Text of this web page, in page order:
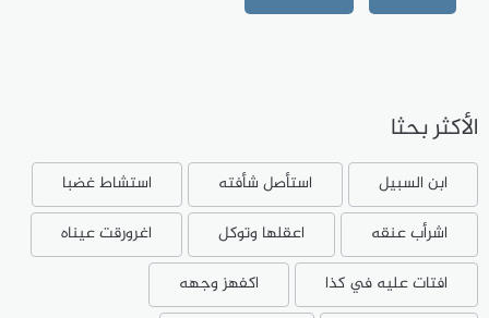
الأكثر بحثا
ابن السبيل استأصل شأفته
استشاط غضبا
اشرأب عنقه
اعقلها وتوكل
اغرورقت عيناه
افتات عليه في كذا
اكفهز وجهه